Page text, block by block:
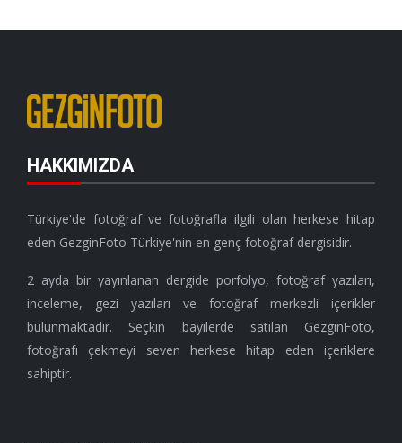
HAKKIMIZDA
Türkiye'de fotoğraf ve fotoğrafla ilgili olan herkese hitap
eden GezginFoto Türkiye'nin en genç fotoğraf dergisidir.
2 ayda bir yayınlanan dergide porfolyo, fotoğraf yazıları,
inceleme, gezi yazıları ve fotoğraf merkezli içerikler
bulunmaktadır. Seçkin bayilerde satılan GezginFoto,
fotoğrafı çekmeyi seven herkese hitap eden içeriklere
sahiptir.